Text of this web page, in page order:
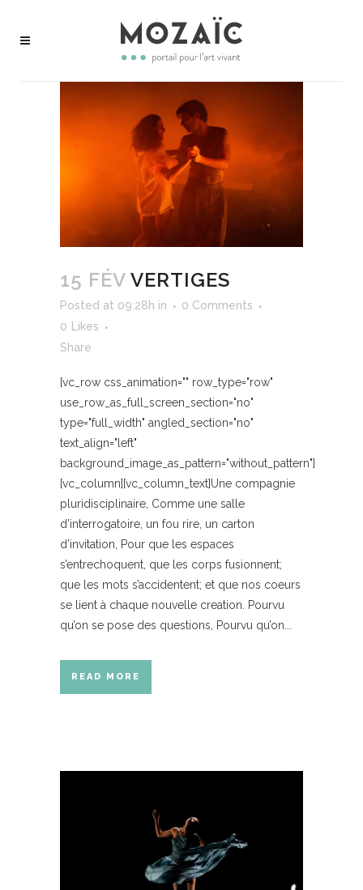
15 FÉV VERTIGES
Posted at 09:28h in
0 Comments
0 Likes
Share
[vc_row css_animation="" row_type="row"
use_row_as_full_screen_section="no"
type="full_width" angled_section="no"
text_align="left"
background_image_as_pattern="without_pattern"]
[vc_column][vc_column_text]Une compagnie
pluridisciplinaire, Comme une salle
d’interrogatoire, un fou rire, un carton
d’invitation, Pour que les espaces
s’entrechoquent, que les corps fusionnent;
que les mots s’accidentent; et que nos coeurs
se lient à chaque nouvelle creation. Pourvu
qu’on se pose des questions, Pourvu qu’on...
READ MORE